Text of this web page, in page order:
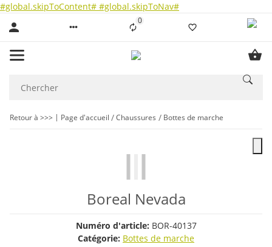
#global.skipToContent# #global.skipToNav#
0Liste ist leer
Retour à >>> Page d'accueil Chaussures Bottes de marche
Boreal Nevada
Numéro d'article: BOR-40137
Catégorie: Bottes de marche